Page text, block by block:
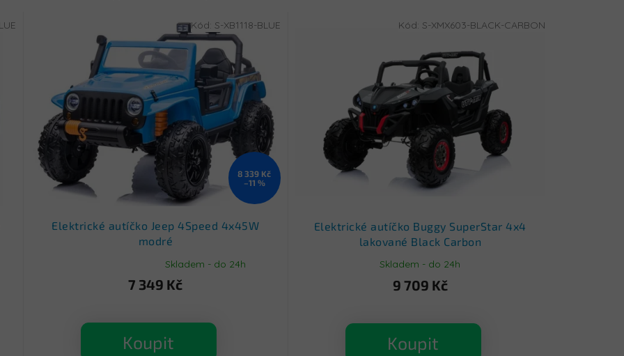
8 339 Kč
–11 %
Elektrické autíčko Jeep 4Speed 4x45W
modré
Skladem - do 24h
7 349 Kč
Koupit
Kód: S-XB1118-BLUE
Elektrické autíčko Buggy SuperStar 4x4
lakované Black Carbon
Skladem - do 24h
9 709 Kč
Koupit
Kód: S-XMX603-BLACK-CARBON